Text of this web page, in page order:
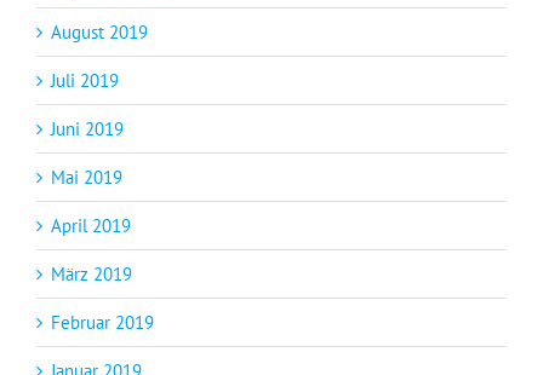
August 2019
Juli 2019
Juni 2019
Mai 2019
April 2019
März 2019
Februar 2019